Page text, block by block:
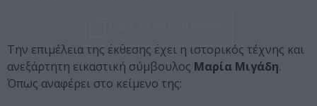
Την επιμέλεια της έκθεσης έχει η ιστορικός τέχνης και
ανεξάρτητη εικαστική σύμβουλος Μαρία Μιγάδη.
Όπως αναφέρει στο κείμενο της: